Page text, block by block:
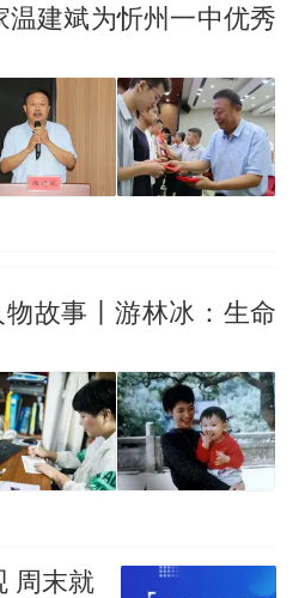
建斌为忻州一中优秀
物故事丨游林冰：生命
周末就